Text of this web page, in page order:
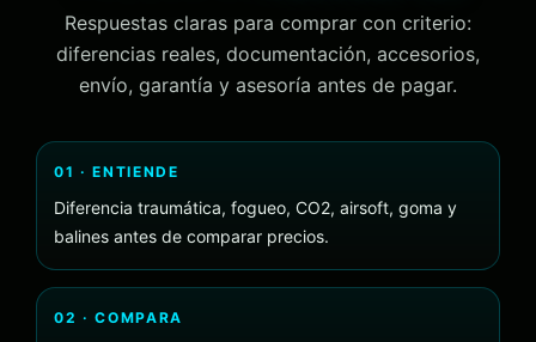
Respuestas claras para comprar con criterio:
diferencias reales, documentación, accesorios,
envío, garantía y asesoría antes de pagar.
01 · ENTIENDE
Diferencia traumática, fogueo, CO2, airsoft, goma y
balines antes de comparar precios.
02 · COMPARA